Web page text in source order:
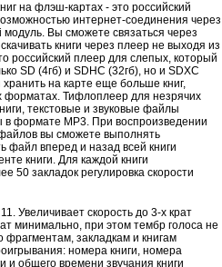
на флэш-картах - это российский
интернет-соединения через
Вы сможете связаться через
книги через плеер не выходя из
плеер для слепых, который
SD (4гб) и SDHC (32гб), но и SDXC
на карте еще больше книг,
Тифлоплеер для незрячих
текстовые и звуковые файлы
формате MP3. При воспроизведении
вы сможете выполнять
вперед и назад всей книги
книги. Для каждой книги
50 закладок регулировка скорости
Увеличивает скорость до 3-х крат
минимально, при этом тембр голоса не
фрагментам, закладкам и книгам
номера книги, номера
и общего времени звучания книги